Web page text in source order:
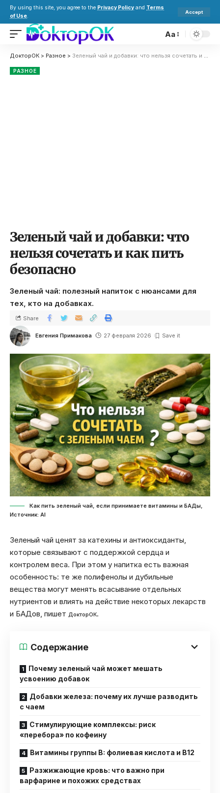
By using this site, you agree to the Privacy Policy and Terms
of Use.
Accept
Aa
ДокторОК > Разное > Зеленый чай и добавки: что нельзя сочетать и как пить безопасно
РАЗНОЕ
Зеленый чай и добавки: что
нельзя сочетать и как пить
безопасно
Зеленый чай: полезный напиток с нюансами для
тех, кто на добавках.
Евгения Примакова 27 февраля 2026
Share
Как пить зеленый чай, если принимаете витамины и БАДы,
Источник: Al
Зеленый чай ценят за катехины и антиоксиданты,
которые связывают с поддержкой сердца и
контролем веса. При этом у напитка есть важная
особенность: те же полифенолы и дубильные
вещества могут менять всасывание отдельных
нутриентов и влиять на действие некоторых лекарств
и БАДов, пишет ДокторОК.
Содержание
Почему зеленый чай может мешать
усвоению добавок
Добавки железа: почему их лучше разводить
с чаем
Стимулирующие комплексы: риск
«перебора» по кофеину
Витамины группы B: фолиевая кислота и B12
Разжижающие кровь: что важно при
варфарине и похожих средствах